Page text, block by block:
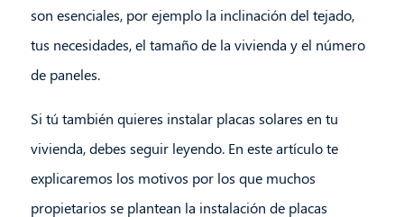
son esenciales, por ejemplo la inclinación del tejado,
tus necesidades, el tamaño de la vivienda y el número
de paneles.
Si tú también quieres instalar placas solares en tu
vivienda, debes seguir leyendo. En este artículo te
explicaremos los motivos por los que muchos
propietarios se plantean la instalación de placas